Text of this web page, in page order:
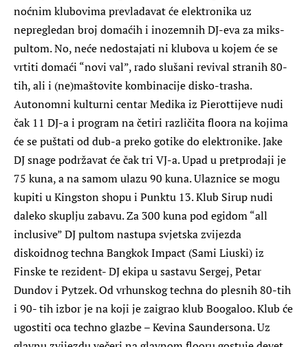
noćnim klubovima prevladavat će elektronika uz
nepregledan broj domaćih i inozemnih DJ-eva za miks-
pultom. No, neće nedostajati ni klubova u kojem će se
vrtiti domaći “novi val”, rado slušani revival stranih 80-
tih, ali i (ne)maštovite kombinacije disko-trasha.
Autonomni kulturni centar Medika iz Pierottijeve nudi
čak 11 DJ-a i program na četiri različita floora na kojima
će se puštati od dub-a preko gotike do elektronike. Jake
DJ snage podržavat će čak tri VJ-a. Upad u pretprodaji je
75 kuna, a na samom ulazu 90 kuna. Ulaznice se mogu
kupiti u Kingston shopu i Punktu 13. Klub Sirup nudi
daleko skuplju zabavu. Za 300 kuna pod egidom “all
inclusive” DJ pultom nastupa svjetska zvijezda
diskoidnog techna Bangkok Impact (Sami Liuski) iz
Finske te rezident- DJ ekipa u sastavu Sergej, Petar
Dundov i Pytzek. Od vrhunskog techna do plesnih 80-tih
i 90- tih izbor je na koji je zaigrao klub Boogaloo. Klub će
ugostiti oca techno glazbe – Kevina Saundersona. Uz